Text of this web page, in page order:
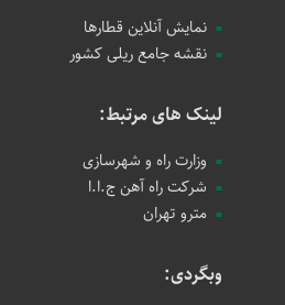
نمایش آنلاین قطارها
نقشه جامع ریلی کشور
لینک های مرتبط:
وزارت راه و شهرسازی
شرکت راه آهن ج.ا.ا
مترو تهران
وبگردی: